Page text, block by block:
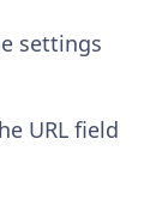
settings
URL field